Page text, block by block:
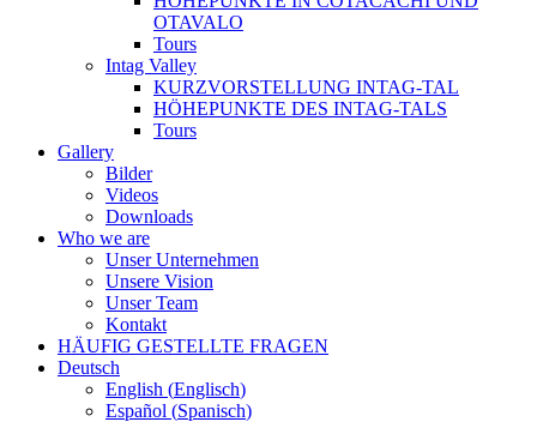
OTAVALO
Tours
Intag Valley
KURZVORSTELLUNG INTAG-TAL
HÖHEPUNKTE DES INTAG-TALS
Tours
Gallery
Bilder
Videos
Downloads
Who we are
Unser Unternehmen
Unsere Vision
Unser Team
Kontakt
HÄUFIG GESTELLTE FRAGEN
Deutsch
English (Englisch)
Español (Spanisch)